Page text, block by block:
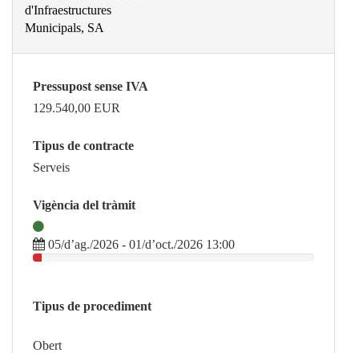
d'Infraestructures
Municipals, SA
Pressupost sense IVA
129.540,00 EUR
Tipus de contracte
Serveis
Vigència del tràmit
05/d’ag./2026 - 01/d’oct./2026 13:00
Tipus de procediment
Obert